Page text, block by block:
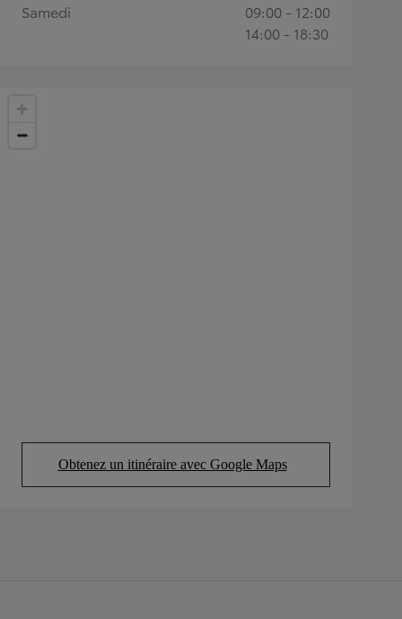
Obtenez un itinéraire avec Google Maps
(Opens in new tab)
Samedi
09:00 - 12:00
14:00 - 18:30